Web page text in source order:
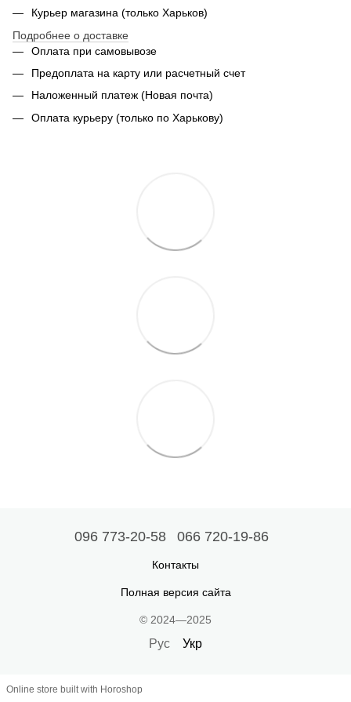
Курьер магазина (только Харьков)
Подробнее о доставке
Оплата при самовывозе
Предоплата на карту или расчетный счет
Наложенный платеж (Новая почта)
Оплата курьеру (только по Харькову)
096 773-20-58 066 720-19-86
Контакты
Полная версия сайта
© 2024—2025
Рус Укр
Online store built with Horoshop